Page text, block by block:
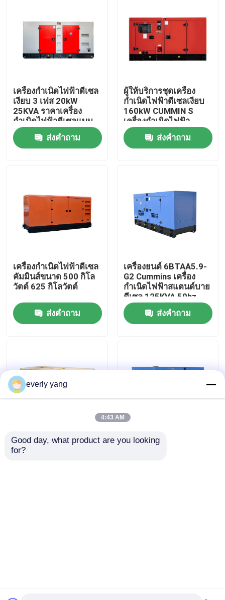
บ้าน
สินค้า
วิดีโอ
ทัวร์โรงงาน
ขอใบเสนอราคา
เครื่องกำเนิดไฟฟ้าดีเซลคัมมินส์
เครื่องกำเนิดไฟฟ้าดีเซล ฟอร์เด
เครื่องกำเนิดไฟฟ้าดีเซล Yangdong
เครื่องกำเนิดไฟฟ้าดีเซล
เงียบ 3 เฟส 20kW
25KVA ราคาเครื่อง
กำเนิดไฟฟ้าดีเซลแบบ
พกพาเงียบสำหรับบ้าน
กำลังไฟฟ้าน้อย
ส่งคำถาม
ผู้ให้บริการชุดเครื่อง
กำเนิดไฟฟ้าดีเซลเงียบ
160kW CUMMIN S
เครื่องกำเนิดไฟฟ้า
200KVA เครื่องกำเนิด
ไฟฟ้าดีเซลเงียบ เครื่อง
กำเนิดไฟฟ้า แบรนด์
ส่งคำถาม
เครื่องกำเนิดไฟฟ้าดีเซล
คัมมินส์ขนาด 500 กิโล
วัตต์ 625 กิโลวัตต์
ส่งคำถาม
เครื่องยนต์ 6BTAA5.9-
G2 Cummins เครื่อง
กำเนิดไฟฟ้าสแตนด์บาย
ดีเซล 125KVA 50hz
1500rpm
ส่งคำถาม
ชุด EU Stage V
Cummins Dg
เครื่องกำเนิดไฟฟ้าดีเซล
everly yang
4:43 AM
Good day, what product are you looking
for?